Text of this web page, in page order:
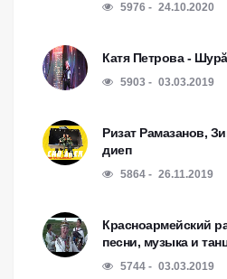
5976 24.10.2020
Катя Петрова -
5903 03.03.2019
Ризат Рамазанов,
диеп
5864 26.11.2019
Красноармейский
песни, музыка и
5744 03.03.2019